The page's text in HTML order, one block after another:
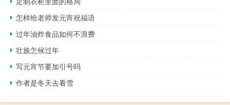
怎样给老师发元宵祝福语
过年油炸食品如何不浪费
壮族怎候过年
写元宵节要加引号吗
作者是冬天去看雪